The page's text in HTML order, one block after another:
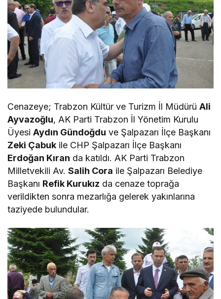
Cenazeye; Trabzon Kültür ve Turizm İl MüdürüAli
Ayvazoğlu, AK Parti Trabzon İl Yönetim Kurulu
ÜyesiAydın Gündoğdu ve Şalpazarı İlçe Başkanı
Zeki Çabuk ile CHP Şalpazarı İlçe Başkanı
Erdoğan Kıran da katıldı. AK Parti Trabzon
Milletvekili Av.Salih Cora ile Şalpazarı Belediye
Başkanı Refik Kurukız da cenaze toprağa
verildikten sonra mezarlığa gelerek yakınlarına
taziyede bulundular.